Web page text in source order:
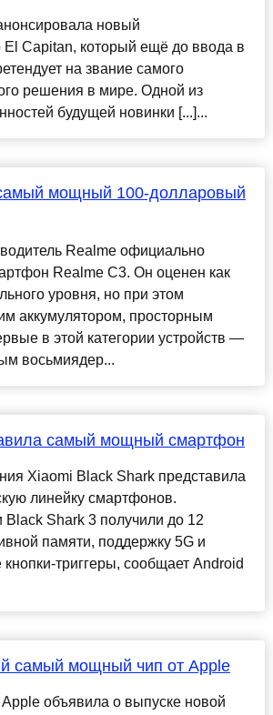
новый
El Capitan, который ещё до ввода в
на звание самого
решения в мире. Одной из
будущей новинки [...]...
мощный 100-долларовый
Realme официально
Realme C3. Он оценен как
уровня, но при этом
аккумулятором, просторным
в этой категории устройств —
восьмиядер...
самый мощный смартфон
Xiaomi Black Shark представила
линейку смартфонов.
Shark 3 получили до 12
памяти, поддержку 5G и
триггеры, сообщает Android
самый мощный чип от Apple
объявила о выпуске новой